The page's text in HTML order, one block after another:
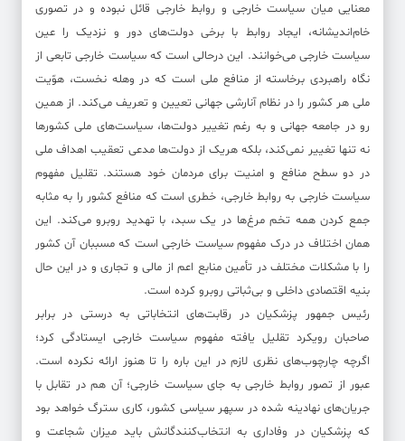
معنایی میان سیاست خارجی و روابط خارجی قائل نبوده و در تصوری
خام‌اندیشانه، ایجاد روابط با برخی دولت‌های دور و نزدیک را عین
سیاست خارجی می‌خوانند. این درحالی است که سیاست خارجی تابعی از
نگاه راهبردی برخاسته از منافع ملی است که در وهله نخست، هوّیت
ملی هر کشور را در نظام آنارشی جهانی تعیین و تعریف می‌کند. از همین
رو در جامعه جهانی و به رغم تغییر دولت‌ها، سیاست‌های ملی کشورها
نه تنها تغییر نمی‌کند، بلکه هریک از دولت‌ها مدعی تعقیب اهداف ملی
در دو سطح منافع و امنیت برای مردمان خود هستند. تقلیل مفهوم
سیاست خارجی به روابط خارجی، خطری است که منافع کشور را به مثابه
جمع کردن همه تخم مرغ‌ها در یک سبد، با تهدید روبرو می‌کند. این
همان اختلاف در درک مفهوم سیاست خارجی است که مسببان آن کشور
را با مشکلات مختلف در تأمین منابع اعم از مالی و تجاری و در این حال
بنیه اقتصادی داخلی و بی‌ثباتی روبرو کرده است.
رئیس جمهور پزشکیان در رقابت‌های انتخاباتی به درستی در برابر
صاحبان رویکرد تقلیل یافته مفهوم سیاست خارجی ایستادگی کرد؛
اگرچه چارچوب‌های نظری لازم در این باره را تا هنوز ارائه نکرده است.
عبور از تصور روابط خارجی به جای سیاست خارجی؛ آن هم در تقابل با
جریان‌های نهادینه شده در سپهر سیاسی کشور، کاری سترگ خواهد بود
که پزشکیان در وفاداری به انتخاب‌کنندگانش باید میزان شجاعت و